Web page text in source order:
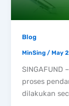
Blog
MinSing/May
SINGAFUND
proses
dilakukan